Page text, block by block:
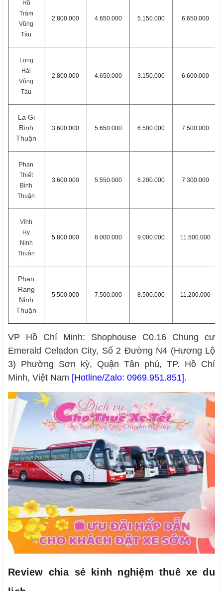
Hồ
Tràm
Vũng
Tàu
2.800.000 4.650.000 5.150.000 6.650.000
Long
Hải
Vũng
Tàu
2.800.000 4.650.000 3.150.000 6.600.000
La Gi
Bình
Thuận
3.600.000 5.650.000 6.500.000 7.500.000
Phan
Thiết
Bình
Thuận
3.600.000 5.550.000 6.200.000 7.300.000
Vĩnh
Hy
Ninh
Thuận
5.800.000 8.000.000 9.000.000 11.500.000
Phan
Rang
Ninh
Thuận
5.500.000 7.500.000 8.500.000 11.200.000
VP Hồ Chí Minh: Shophouse C0.16 Chung cư
Emerald Celadon City, Số 2 Đường N4 (Hương Lộ
3) Phường Sơn kỳ, Quận Tân phú, TP. Hồ Chí
Minh, Việt Nam [Hotline/Zalo: 0969.951.851].
Review chia sẻ kinh nghiệm thuê xe du